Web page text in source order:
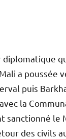
a poussée
puis
la
sanctionné le
des civils